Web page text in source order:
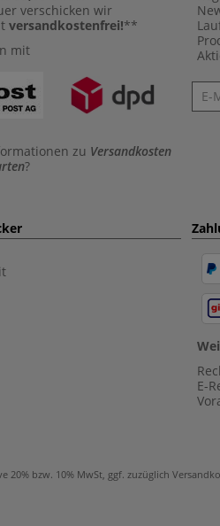
verschicken wir
versandkostenfrei!**
mit
zu Versandkosten
?
E-
20% bzw. 10% MwSt, ggf. zuzüglich